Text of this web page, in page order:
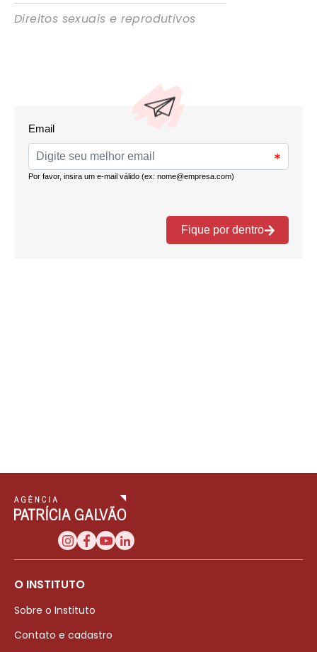
Direitos sexuais e reprodutivos
O INSTITUTO
Sobre o Instituto
Contato e cadastro